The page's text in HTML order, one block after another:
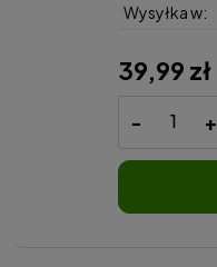
Wysyłka w:
39,99 zł
- +